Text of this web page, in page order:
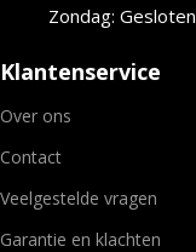
Zondag: Gesloten
Klantenservice
Over ons
Contact
Veelgestelde vragen
Garantie en klachten